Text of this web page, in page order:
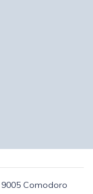
Comodoro